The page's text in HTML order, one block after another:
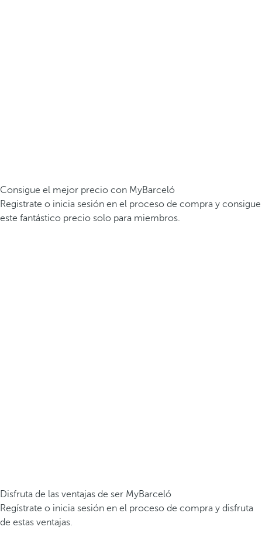
Consigue el mejor precio con MyBarceló
Registrate o inicia sesión en el proceso de compra y consigue
este fantástico precio solo para miembros.
Disfruta de las ventajas de ser MyBarceló
Regístrate o inicia sesión en el proceso de compra y disfruta
de estas ventajas.